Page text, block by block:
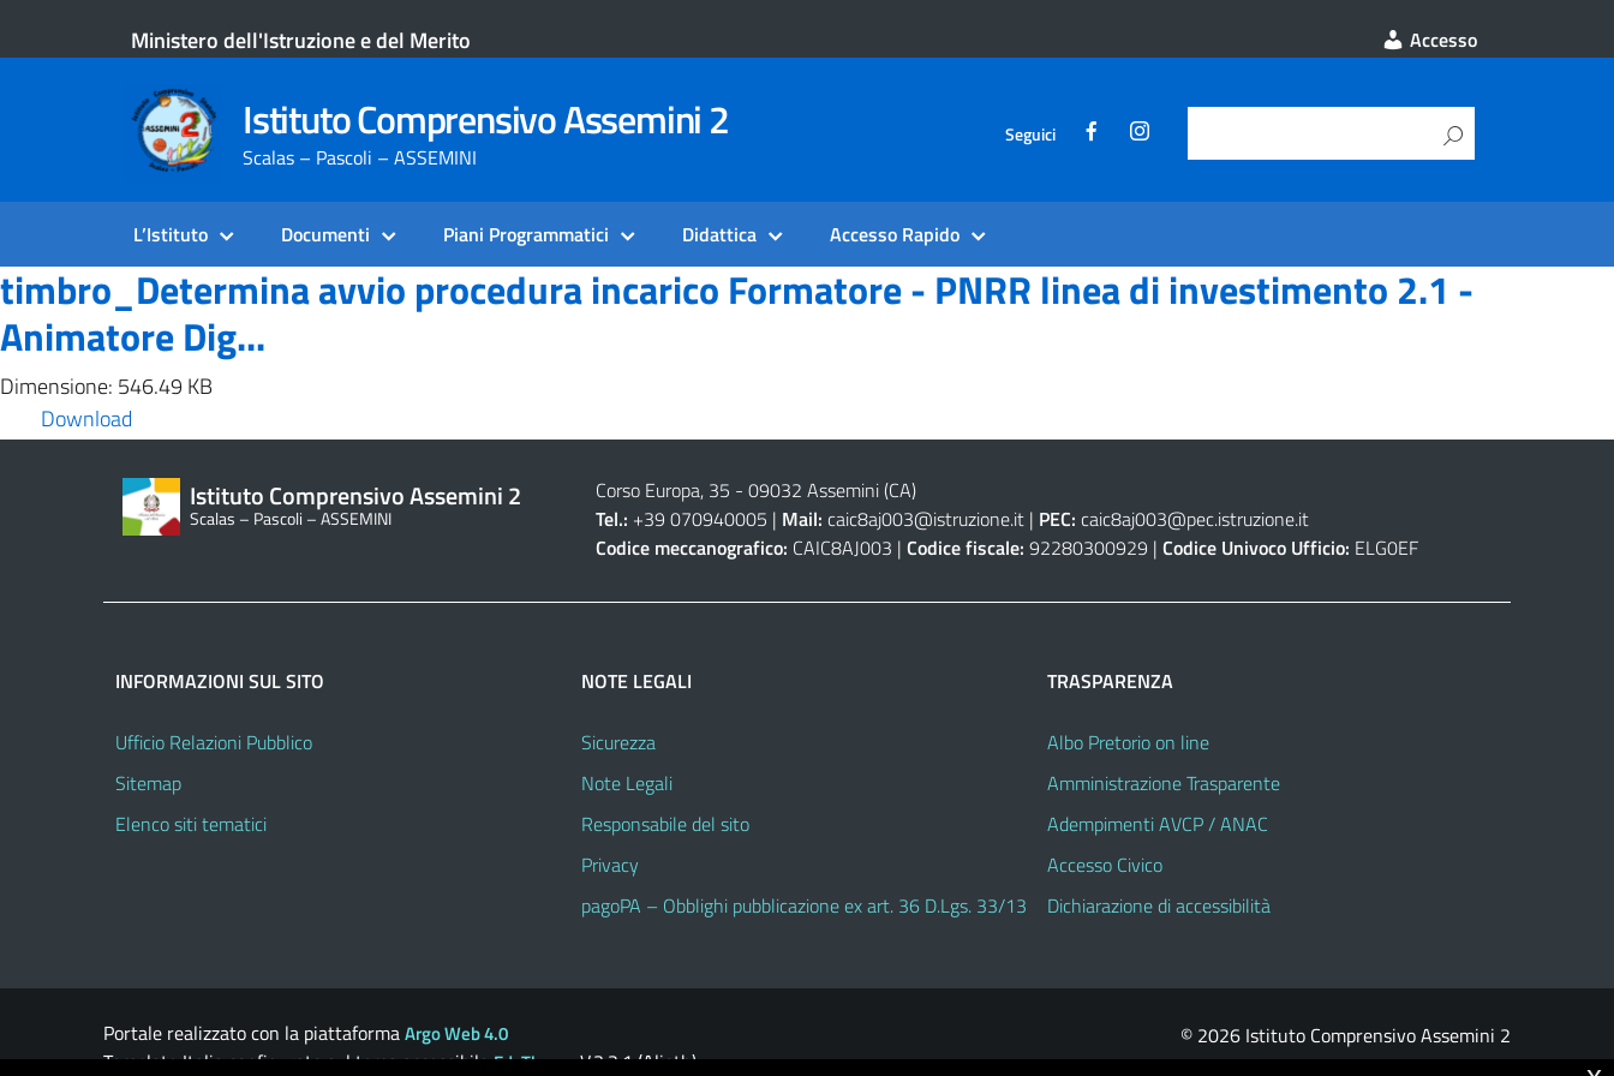
Ministero dell'Istruzione e del Merito Accesso
Istituto Comprensivo Assemini 2
Scalas – Pascoli – ASSEMINI
Seguici
L’Istituto Documenti Piani Programmatici Didattica Accesso Rapido
timbro_Determina avvio procedura incarico Formatore - PNRR linea di investimento 2.1 -
Animatore Dig...
Dimensione: 546.49 KB
Download
Istituto Comprensivo Assemini 2
Scalas – Pascoli – ASSEMINI
Corso Europa, 35 - 09032 Assemini (CA)
Tel.: +39 070940005 | Mail: caic8aj003@istruzione.it| PEC: caic8aj003@pec.istruzione.it
Codice meccanografico: CAIC8AJ003 | Codice fiscale: 92280300929 | Codice Univoco Ufficio: ELG0EF
INFORMAZIONI SUL SITO
Ufficio Relazioni Pubblico
Sitemap
Elenco siti tematici
NOTE LEGALI
Sicurezza
Note Legali
Responsabile del sito
Privacy
pagoPA – Obblighi pubblicazione ex art. 36 D.Lgs. 33/13
TRASPARENZA
Albo Pretorio on line
Amministrazione Trasparente
Adempimenti AVCP / ANAC
Accesso Civico
Dichiarazione di accessibilità
Portale realizzato con la piattaformaArgo Web 4.0
Template Italia configurato sul tema accessibileEduThemeV.3.2.1 (Alioth)
© 2026 Istituto Comprensivo Assemini 2